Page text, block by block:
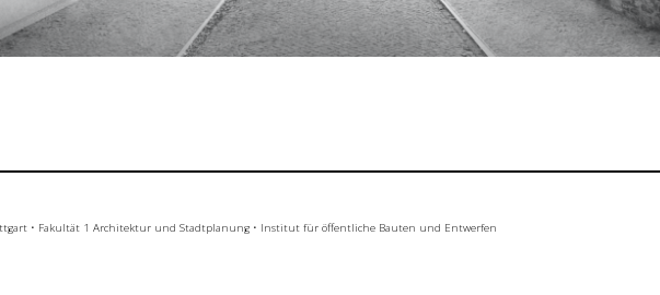
• Fakultät 1 Architektur und Stadtplanung • Institut für öffentliche Bauten und Entwerfen